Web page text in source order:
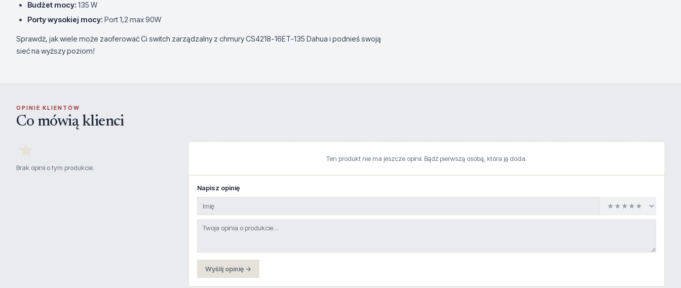
Budżet mocy: 135 W
Porty wysokiej mocy: Port 1,2 max 90W
Sprawdź, jak wiele może zaoferować Ci switch zarządzalny z chmury CS4218-16ET-135 Dahua i podnieś swoją
sieć na wyższy poziom!
OPINIE KLIENTÓW
Co mówią klienci
Brak opinii o tym produkcie.
Ten produkt nie ma jeszcze opinii. Bądź pierwszą osobą, która ją doda.
Napisz opinię
Wyślij opinię →